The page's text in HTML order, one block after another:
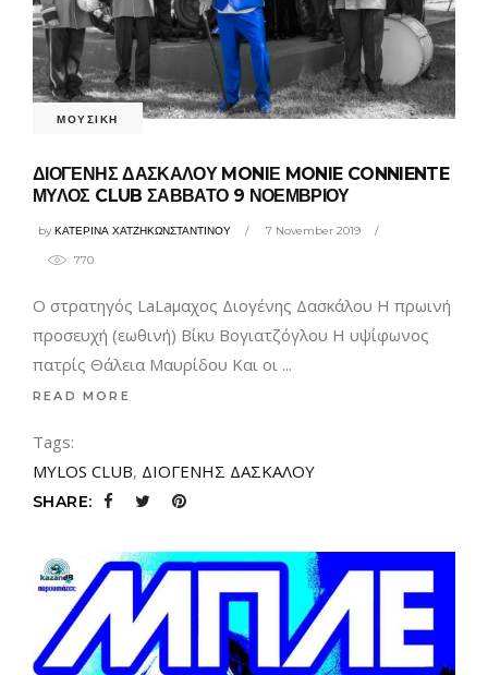
ΜΟΥΣΙΚΗ
ΔΙΟΓΕΝΗΣ ΔΑΣΚΑΛΟΥ MONIΕ MONIE CONNIENTE
ΜΥΛΟΣ CLUB ΣΑΒΒΑΤΟ 9 ΝΟΕΜΒΡΙΟΥ
byΚΑΤΕΡΙΝΑ ΧΑΤΖΗΚΩΝΣΤΑΝΤΙΝΟΥ 7 November 2019
770
Ο στρατηγός LaLaμαχος Διογένης Δασκάλου Η πρωινή
προσευχή (εωθινή) Βίκυ Βογιατζόγλου Η υψίφωνος
πατρίς Θάλεια Μαυρίδου Και οι
READ MORE
Tags:
MYLOS CLUB, ΔΙΟΓΕΝΗΣ ΔΑΣΚΑΛΟΥ
SHARE: